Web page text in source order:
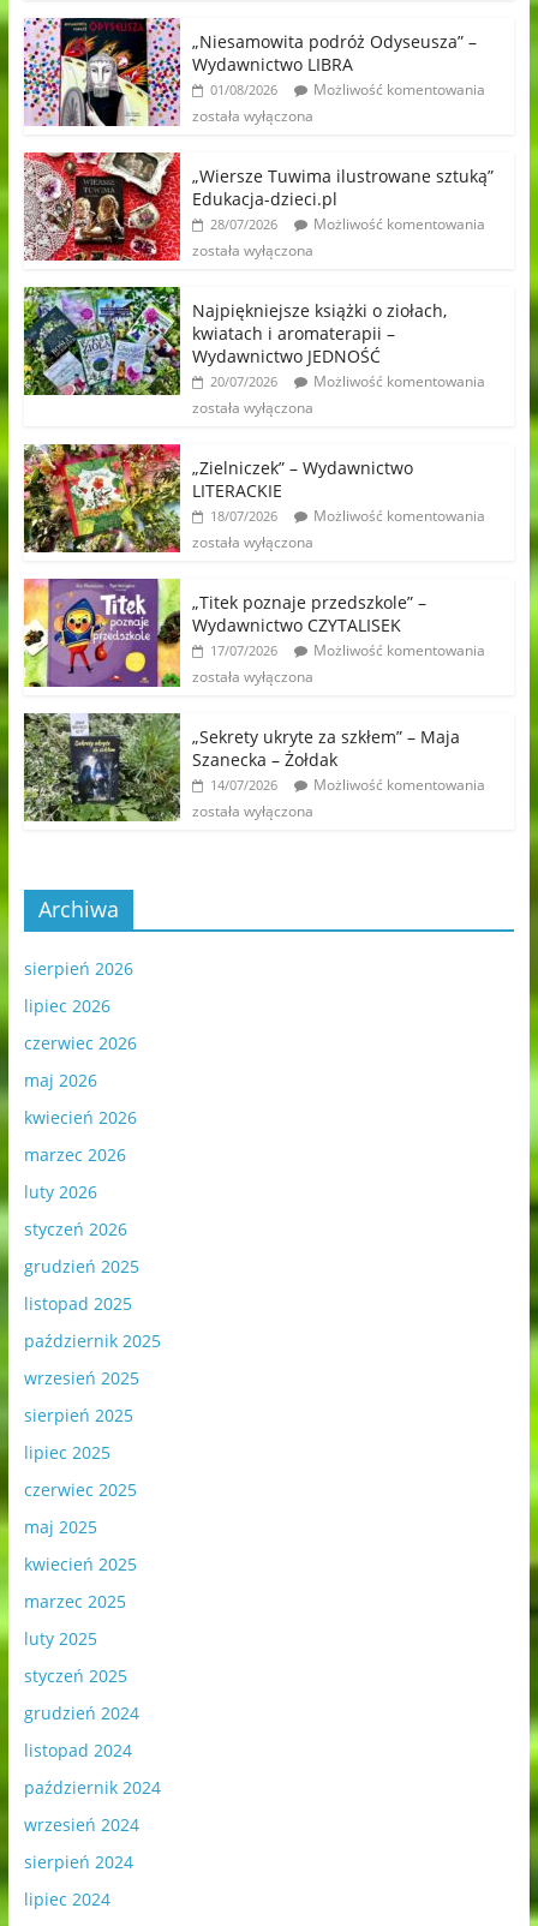
„Niesamowita podróż Odyseusza” –
Wydawnictwo LIBRA
01/08/2026
Możliwość komentowania
została wyłączona
„Wiersze Tuwima ilustrowane sztuką”
Edukacja-dzieci.pl
28/07/2026
Możliwość komentowania
została wyłączona
Najpiękniejsze książki o ziołach,
kwiatach i aromaterapii –
Wydawnictwo JEDNOŚĆ
20/07/2026
Możliwość komentowania
została wyłączona
„Zielniczek” – Wydawnictwo
LITERACKIE
18/07/2026
Możliwość komentowania
została wyłączona
„Titek poznaje przedszkole” –
Wydawnictwo CZYTALISEK
17/07/2026
Możliwość komentowania
została wyłączona
„Sekrety ukryte za szkłem” – Maja
Szanecka – Żołdak
14/07/2026
Możliwość komentowania
została wyłączona
Archiwa
sierpień 2026
lipiec 2026
czerwiec 2026
maj 2026
kwiecień 2026
marzec 2026
luty 2026
styczeń 2026
grudzień 2025
listopad 2025
październik 2025
wrzesień 2025
sierpień 2025
lipiec 2025
czerwiec 2025
maj 2025
kwiecień 2025
marzec 2025
luty 2025
styczeń 2025
grudzień 2024
listopad 2024
październik 2024
wrzesień 2024
sierpień 2024
lipiec 2024